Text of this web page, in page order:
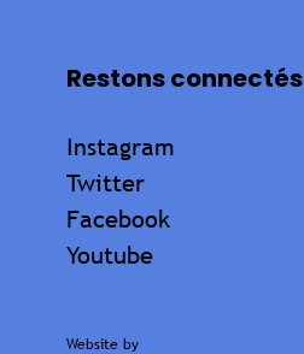
Restons connectés
Instagram
Twitter
Facebook
Youtube
Website by